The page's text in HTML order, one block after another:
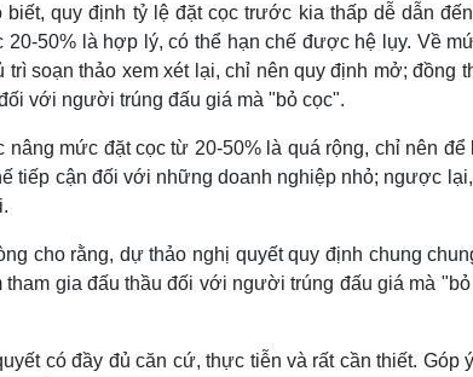
quy định tỷ lệ đặt cọc trước kia thấp dễ dẫn
50% là hợp lý, có thể hạn chế được hệ lụy. Về
soạn thảo xem xét lại, chỉ nên quy định mở; đồng
với người trúng đấu giá mà "bỏ cọc".
mức đặt cọc từ 20-50% là quá rộng, chỉ nên để
tiếp cận đối với những doanh nghiệp nhỏ; ngược
cho rằng, dự thảo nghị quyết quy định chung
gia đấu thầu đối với người trúng đấu giá mà
có đầy đủ căn cứ, thực tiễn và rất cần thiết. Góp